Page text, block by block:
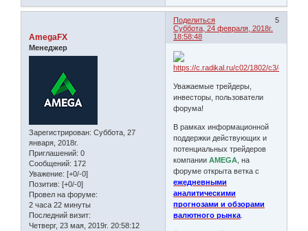
Поделиться
5
Суббота, 24 февраля, 2018г.
18:58:48
AmegaFX
Менеджер
Зарегистрирован: Суббота, 27
января, 2018г.
Приглашений: 0
Сообщений: 172
Уважение: [+0/-0]
Позитив: [+0/-0]
Провел на форуме:
2 часа 22 минуты
Последний визит:
Четверг, 23 мая, 2019г. 20:58:12
Уважаемые трейдеры,
инвесторы, пользователи
форума!
В рамках информационной
поддержки действующих и
потенциальных трейдеров
компанииAMEGA , на
форуме открыта ветка с
ежедневными
аналитическими
прогнозами и обзорами
валютного рынка